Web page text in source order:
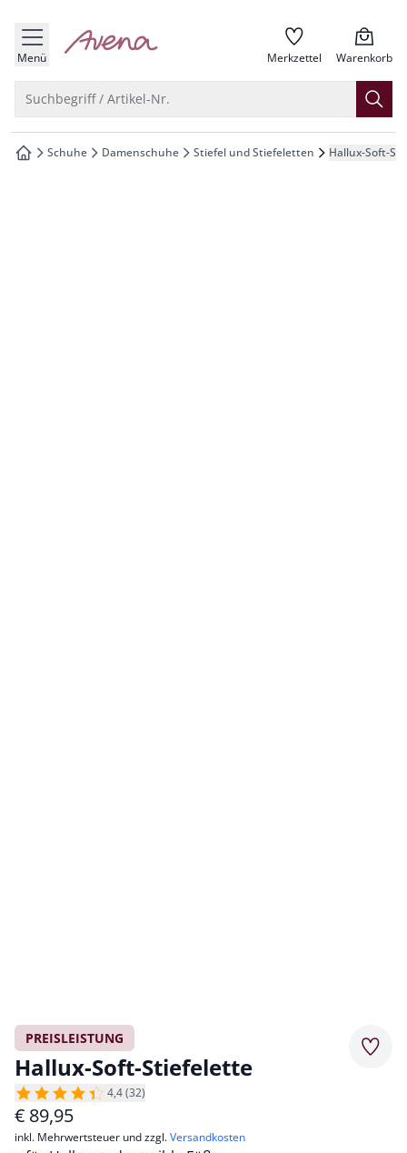
springen
springen
springen
springen
Menü zur Startseite Merkzettel Warenkorb
Suchbegriff / Artikel-Nr.
zur Startseite
Schuhe Damenschuhe Stiefel und Stiefeletten Hallux-Soft-
PREISLEISTUNG
Hallux-Soft-Stiefelette
4,4 (32)
€ 89,95
inkl. Mehrwertsteuer und zzgl.Versandkosten